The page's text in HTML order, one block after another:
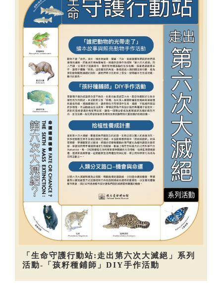
「生命守護行動站:走出第六次大滅絕」系列
活動-「孩籽種鋪師」DIY手作活動